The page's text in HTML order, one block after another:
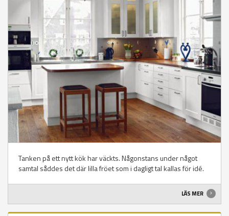
Tanken på ett nytt kök har väckts. Någonstans under något
samtal såddes det där lilla fröet som i dagligt tal kallas för idé.
LÄS MER